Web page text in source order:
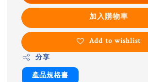
加入購物車
Add to wishlist
分享
產品規格書